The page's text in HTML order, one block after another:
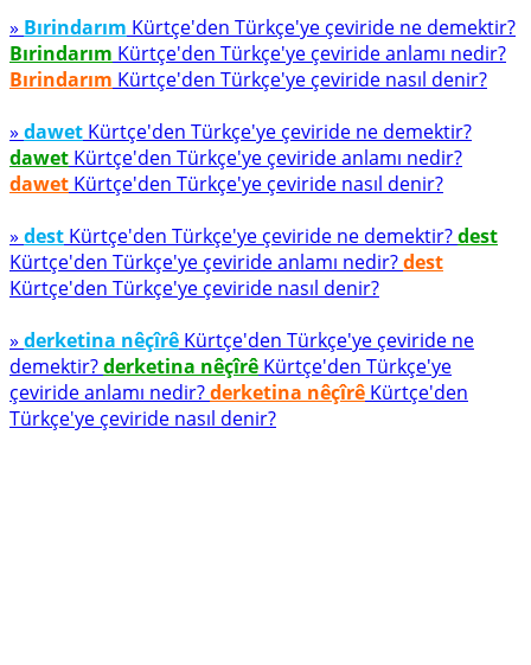
» Bırindarım Kürtçe'den Türkçe'ye çeviride ne demektir?
Bırindarım Kürtçe'den Türkçe'ye çeviride anlamı nedir?
Bırindarım Kürtçe'den Türkçe'ye çeviride nasıl denir?
» dawet Kürtçe'den Türkçe'ye çeviride ne demektir?
dawet Kürtçe'den Türkçe'ye çeviride anlamı nedir?
dawet Kürtçe'den Türkçe'ye çeviride nasıl denir?
» dest Kürtçe'den Türkçe'ye çeviride ne demektir?dest
Kürtçe'den Türkçe'ye çeviride anlamı nedir?dest
Kürtçe'den Türkçe'ye çeviride nasıl denir?
» derketina nêçîrê Kürtçe'den Türkçe'ye çeviride ne
demektir?derketina nêçîrê Kürtçe'den Türkçe'ye
çeviride anlamı nedir?derketina nêçîrê Kürtçe'den
Türkçe'ye çeviride nasıl denir?